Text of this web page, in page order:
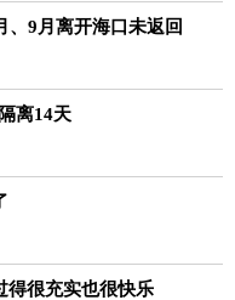
、9月离开海口未返回
离14天
得很充实也很快乐